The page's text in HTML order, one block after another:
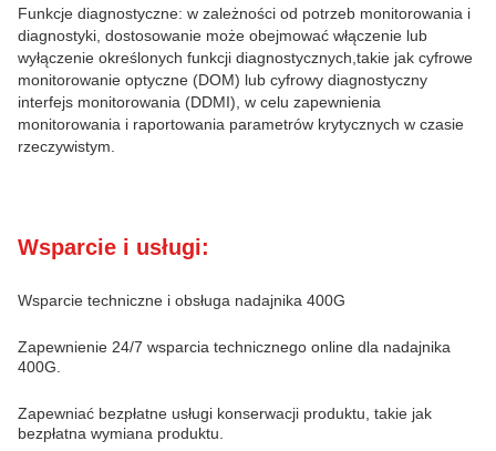
Funkcje diagnostyczne: w zależności od potrzeb monitorowania i
diagnostyki, dostosowanie może obejmować włączenie lub
wyłączenie określonych funkcji diagnostycznych,takie jak cyfrowe
monitorowanie optyczne (DOM) lub cyfrowy diagnostyczny
interfejs monitorowania (DDMI), w celu zapewnienia
monitorowania i raportowania parametrów krytycznych w czasie
rzeczywistym.
Wsparcie i usługi:
Wsparcie techniczne i obsługa nadajnika 400G
Zapewnienie 24/7 wsparcia technicznego online dla nadajnika
400G.
Zapewniać bezpłatne usługi konserwacji produktu, takie jak
bezpłatna wymiana produktu.